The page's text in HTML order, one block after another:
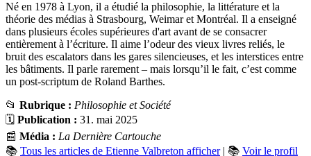
Né en 1978 à Lyon, il a étudié la philosophie, la littérature et la
théorie des médias à Strasbourg, Weimar et Montréal. Il a enseigné
dans plusieurs écoles supérieures d'art avant de se consacrer
entièrement à l’écriture. Il aime l’odeur des vieux livres reliés, le
bruit des escalators dans les gares silencieuses, et les interstices entre
les bâtiments. Il parle rarement – mais lorsqu’il le fait, c’est comme
un post-scriptum de Roland Barthes.
📂 Rubrique : Philosophie et Société
🗓️ Publication : 31. mai 2025
📰 Média : La Dernière Cartouche
📚 Tous les articles de Etienne Valbreton afficher| 📚 Voir le profil